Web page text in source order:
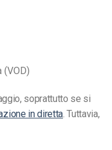
(VOD)
soprattutto se si
in diretta . Tuttavia,